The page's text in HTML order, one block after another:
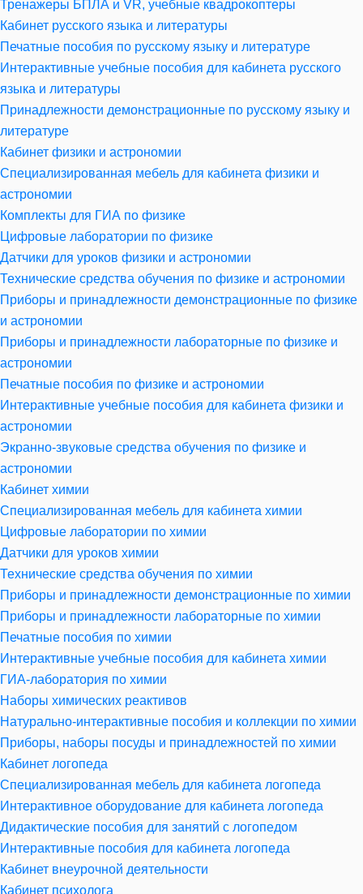
Тренажеры БПЛА и VR, учебные квадрокоптеры
Кабинет русского языка и литературы
Печатные пособия по русскому языку и литературе
Интерактивные учебные пособия для кабинета русского
языка и литературы
Принадлежности демонстрационные по русскому языку и
литературе
Кабинет физики и астрономии
Специализированная мебель для кабинета физики и
астрономии
Комплекты для ГИА по физике
Цифровые лаборатории по физике
Датчики для уроков физики и астрономии
Технические средства обучения по физике и астрономии
Приборы и принадлежности демонстрационные по физике
и астрономии
Приборы и принадлежности лабораторные по физике и
астрономии
Печатные пособия по физике и астрономии
Интерактивные учебные пособия для кабинета физики и
астрономии
Экранно-звуковые средства обучения по физике и
астрономии
Кабинет химии
Специализированная мебель для кабинета химии
Цифровые лаборатории по химии
Датчики для уроков химии
Технические средства обучения по химии
Приборы и принадлежности демонстрационные по химии
Приборы и принадлежности лабораторные по химии
Печатные пособия по химии
Интерактивные учебные пособия для кабинета химии
ГИА-лаборатория по химии
Наборы химических реактивов
Натурально-интерактивные пособия и коллекции по химии
Приборы, наборы посуды и принадлежностей по химии
Кабинет логопеда
Специализированная мебель для кабинета логопеда
Интерактивное оборудование для кабинета логопеда
Дидактические пособия для занятий с логопедом
Интерактивные пособия для кабинета логопеда
Кабинет внеурочной деятельности
Кабинет психолога